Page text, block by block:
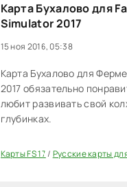
Карта Бухалово для
Simulator 2017
15 ноя 2016, 05:38
Карта Бухалово для
2017 обязательно
любит развивать свой
глубинках.
Карты FS 17/ Русские карты